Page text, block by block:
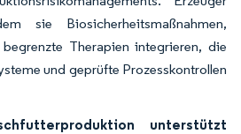
sie Biosicherheitsmaßnahmen,
Therapien integrieren, die
und geprüfte Prozesskontrollen
unterstützt